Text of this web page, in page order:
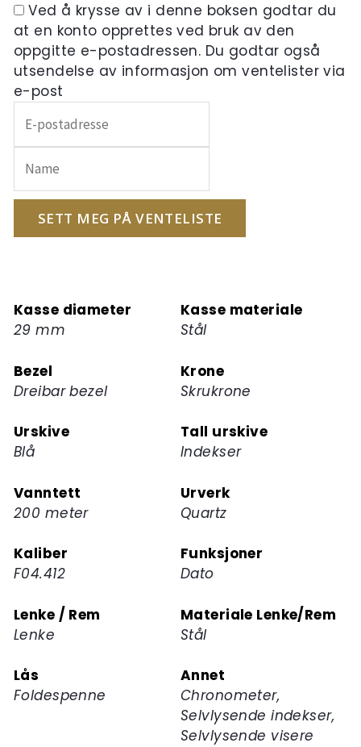
Ved å krysse av i denne boksen godtar du
at en konto opprettes ved bruk av den
oppgitte e-postadressen. Du godtar også
utsendelse av informasjon om ventelister via
e-post
inn
e-
postadressen
din
ventelisten
for
produktet
SETT MEG PÅ VENTELISTE
Kasse diameter
29 mm
Kasse materiale
Stål
Bezel
Dreibar bezel
Krone
Skrukrone
Urskive
Blå
Tall urskive
Indekser
Vanntett
200 meter
Urverk
Quartz
Kaliber
F04.412
Funksjoner
Dato
Lenke / Rem
Lenke
Materiale Lenke/Rem
Stål
Lås
Foldespenne
Annet
Chronometer,
Selvlysende indekser,
Selvlysende visere